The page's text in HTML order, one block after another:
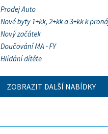
Prodej Auto
Nové byty 1+kk, 2+kk a 3+kk k
Nový začátek
Doučování MA - FY
Hlídání dítěte
ZOBRAZIT DALŠÍ NABÍDKY